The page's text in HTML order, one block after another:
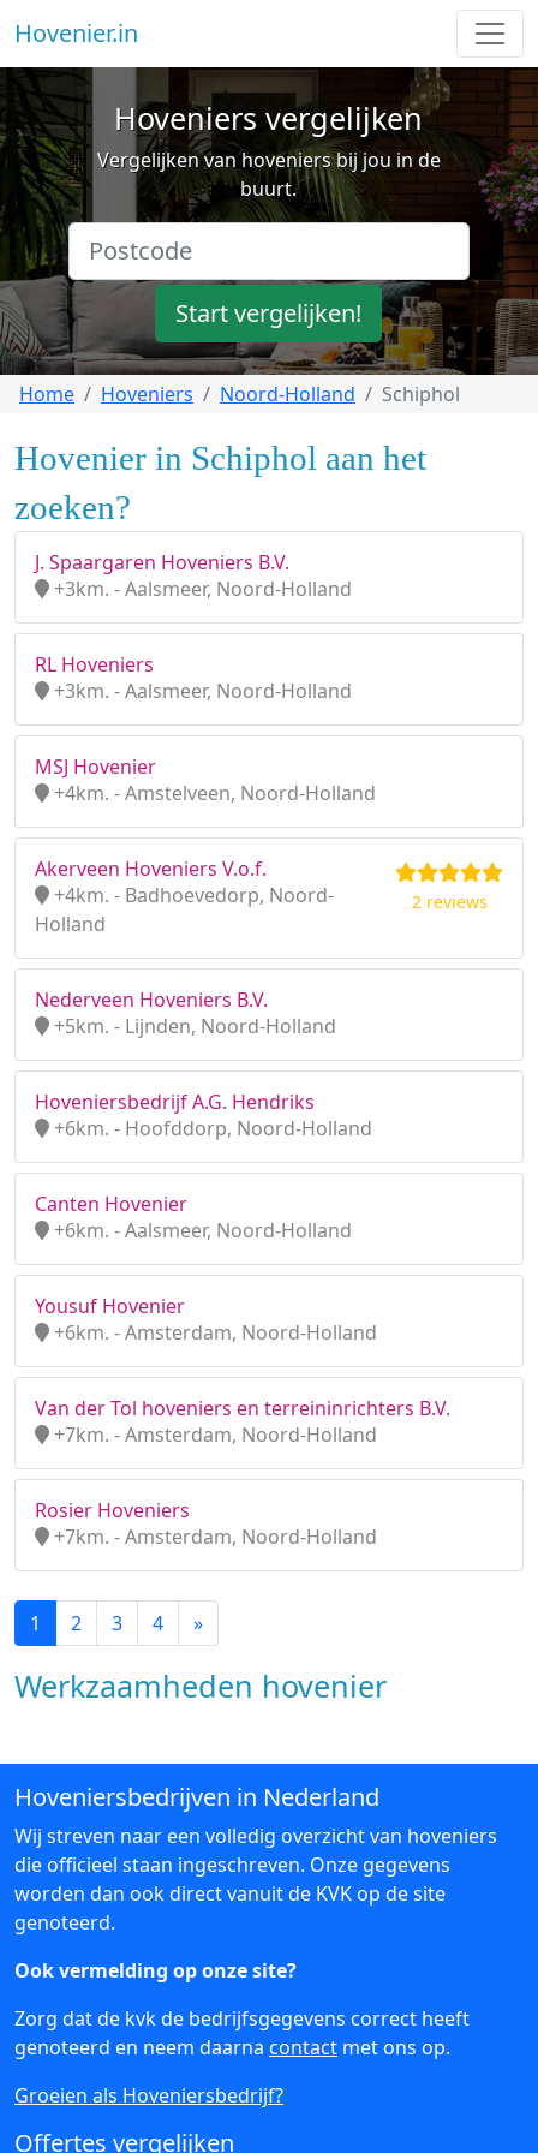
Hovenier.in
Hoveniers vergelijken
Vergelijken van hoveniers bij jou in de
buurt.
Start vergelijken!
Home Hoveniers Noord-Holland Schiphol
Hovenier in Schiphol aan het
zoeken?
J. Spaargaren Hoveniers B.V.
+3km. - Aalsmeer, Noord-Holland
RL Hoveniers
+3km. - Aalsmeer, Noord-Holland
MSJ Hovenier
+4km. - Amstelveen, Noord-Holland
Akerveen Hoveniers V.o.f.
+4km. - Badhoevedorp, Noord-
Holland
2 reviews
Nederveen Hoveniers B.V.
+5km. - Lijnden, Noord-Holland
Hoveniersbedrijf A.G. Hendriks
+6km. - Hoofddorp, Noord-Holland
Canten Hovenier
+6km. - Aalsmeer, Noord-Holland
Yousuf Hovenier
+6km. - Amsterdam, Noord-Holland
Van der Tol hoveniers en terreininrichters B.V.
+7km. - Amsterdam, Noord-Holland
Rosier Hoveniers
+7km. - Amsterdam, Noord-Holland
1 2 3 4 »
Werkzaamheden hovenier
Hoveniersbedrijven in Nederland
Wij streven naar een volledig overzicht van hoveniers
die officieel staan ingeschreven. Onze gegevens
worden dan ook direct vanuit de KVK op de site
genoteerd.
Ook vermelding op onze site?
Zorg dat de kvk de bedrijfsgegevens correct heeft
genoteerd en neem daarna contact met ons op.
Groeien als Hoveniersbedrijf?
Offertes vergelijken